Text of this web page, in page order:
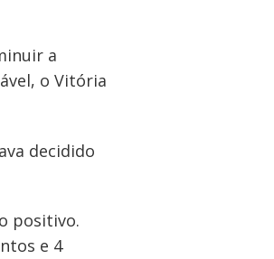
a
o Vitória
decidido
positivo.
e 4